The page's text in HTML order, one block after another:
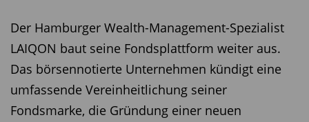
Der Hamburger Wealth-Management-Spezialist
LAIQON baut seine Fondsplattform weiter aus.
Das börsennotierte Unternehmen kündigt eine
umfassende Vereinheitlichung seiner
Fondsmarke, die Gründung einer neuen